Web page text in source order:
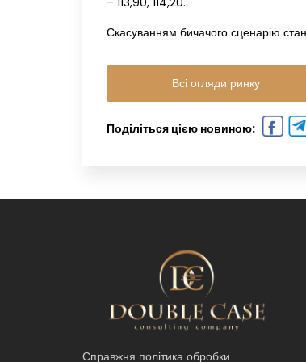
Скасуванням бичачого сценарію
Всі огляди ринку
Поділіться цією новиною:
Справжня політика обробки
Україна. Львів вул.
+380632341740
Україна. Львів, просп.
Чорновола 67Г
+380632341780